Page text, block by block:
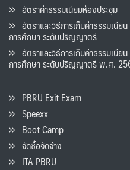
อัตราค่าธรรมเนียมห้องประชุม
อัตราและวิธีการเก็บค่าธรรมเนียน
การศึกษา ระดับปริญญาตรี
อัตราและวิธีการเก็บค่าธรรมเนียน
การศึกษา ระดับปริญญาตรี พ.ศ.
PBRU Exit Exam
Speexx
Boot Camp
จัดซื้อจัดจ้าง
ITA PBRU